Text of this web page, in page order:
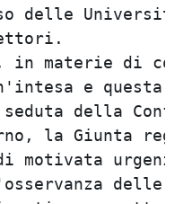
delle
in materie
un'intesa e
seduta della
la Giunta
di motivata
l'osservanza